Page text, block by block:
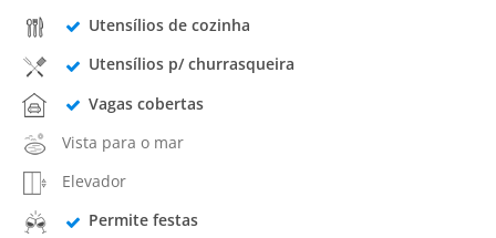
Utensílios de cozinha
Utensílios p/ churrasqueira
Vagas cobertas
Vista para o mar
Elevador
Permite festas